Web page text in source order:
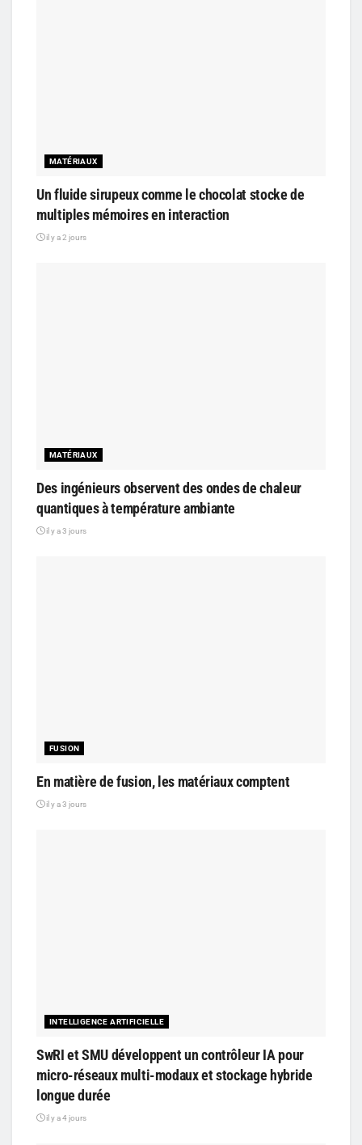
MATÉRIAUX
Un fluide sirupeux comme le chocolat stocke de
multiples mémoires en interaction
il y a 2 jours
MATÉRIAUX
Des ingénieurs observent des ondes de chaleur
quantiques à température ambiante
il y a 3 jours
FUSION
En matière de fusion, les matériaux comptent
il y a 3 jours
INTELLIGENCE ARTIFICIELLE
SwRI et SMU développent un contrôleur IA pour
micro-réseaux multi-modaux et stockage hybride
longue durée
il y a 4 jours